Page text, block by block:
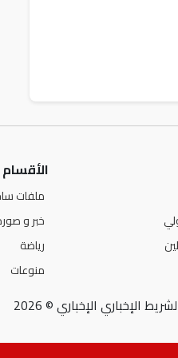
الأقسام
ملفات
خبر و
رياضة
منوعات
الإخباري © 2026